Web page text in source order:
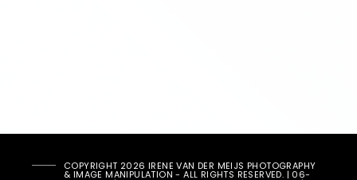
COPYRIGHT 2026 IRENE VAN DER MEIJS PHOTOGRAPHY
& IMAGE MANIPULATION - ALL RIGHTS RESERVED. | 06-